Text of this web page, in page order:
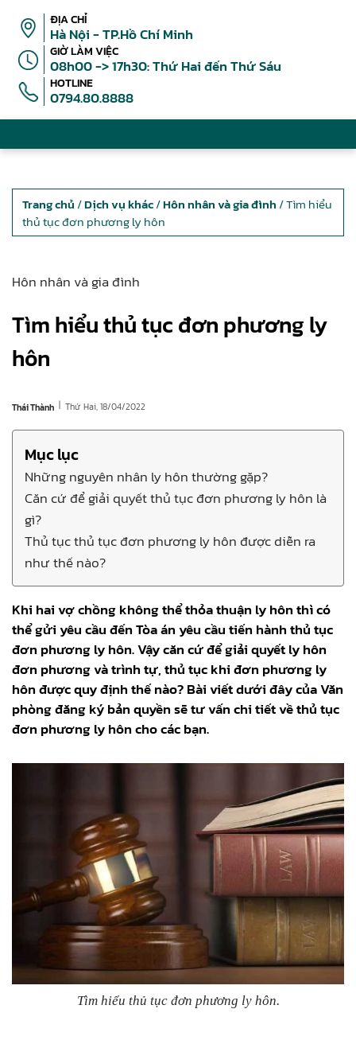
ĐỊA CHỈ
Hà Nội - TP.Hồ Chí Minh
GIỜ LÀM VIỆC
08h00 -> 17h30: Thứ Hai đến Thứ Sáu
HOTLINE
0794.80.8888
Trang chủ /Dịch vụ khác/Hôn nhân và gia đình / Tìm hiểu
thủ tục đơn phương ly hôn
Hôn nhân và gia đình
Tìm hiểu thủ tục đơn phương ly
hôn
Thái Thành | Thứ Hai, 18/04/2022
Mục lục
Những nguyên nhân ly hôn thường gặp?
Căn cứ để giải quyết thủ tục đơn phương ly hôn là
gì?
Thủ tục thủ tục đơn phương ly hôn được diễn ra
như thế nào?
Khi hai vợ chồng không thể thỏa thuận ly hôn thì có
thể gửi yêu cầu đến Tòa án yêu cầu tiến hành thủ tục
đơn phương ly hôn. Vậy căn cứ để giải quyết ly hôn
đơn phương và trình tự, thủ tục khi đơn phương ly
hôn được quy định thế nào? Bài viết dưới đây của Văn
phòng đăng ký bản quyền sẽ tư vấn chi tiết về thủ tục
đơn phương ly hôn cho các bạn.
Tìm hiểu thủ tục đơn phương ly hôn.